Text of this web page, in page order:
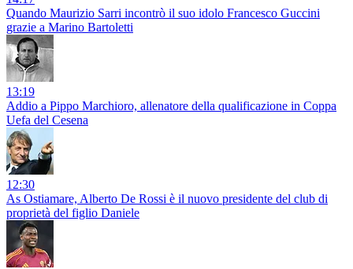
Quando Maurizio Sarri incontrò il suo idolo Francesco Guccini
grazie a Marino Bartoletti
13:19
Addio a Pippo Marchioro, allenatore della qualificazione in Coppa
Uefa del Cesena
12:30
As Ostiamare, Alberto De Rossi è il nuovo presidente del club di
proprietà del figlio Daniele